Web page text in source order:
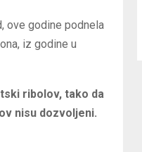
ove godine podnela
iz godine u
ribolov, tako da
nisu dozvoljeni.